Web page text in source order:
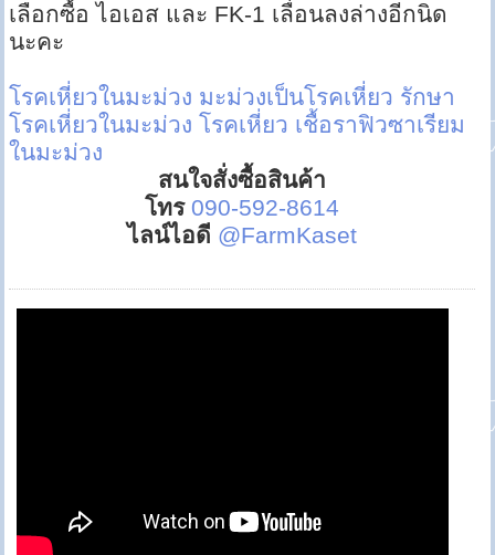
เลือกซื้อ ไอเอส และ FK-1 เลื่อนลงล่างอีกนิด
นะคะ
โรคเหี่ยวในมะม่วง มะม่วงเป็นโรคเหี่ยว รักษา
โรคเหี่ยวในมะม่วง โรคเหี่ยว เชื้อราฟิวซาเรียม
ในมะม่วง
สนใจสั่งซื้อสินค้า
โทร 090-592-8614
ไลน์ไอดี @FarmKaset